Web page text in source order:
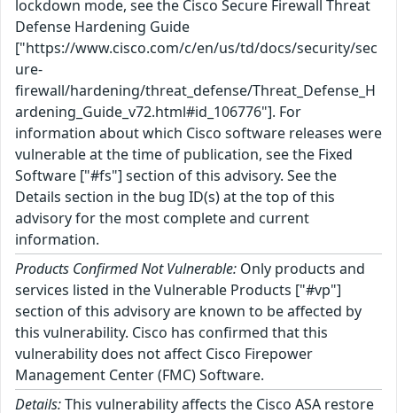
lockdown mode, see the Cisco Secure Firewall Threat
Defense Hardening Guide
["https://www.cisco.com/c/en/us/td/docs/security/sec
ure-
firewall/hardening/threat_defense/Threat_Defense_H
ardening_Guide_v72.html#id_106776"]. For
information about which Cisco software releases were
vulnerable at the time of publication, see the Fixed
Software ["#fs"] section of this advisory. See the
Details section in the bug ID(s) at the top of this
advisory for the most complete and current
information.
Products Confirmed Not Vulnerable: Only products and
services listed in the Vulnerable Products ["#vp"]
section of this advisory are known to be affected by
this vulnerability. Cisco has confirmed that this
vulnerability does not affect Cisco Firepower
Management Center (FMC) Software.
Details:This vulnerability affects the Cisco ASA restore